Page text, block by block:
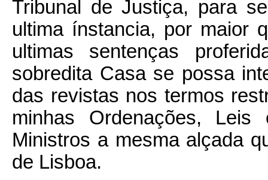
Tribunal de Justiça, para
ultima ínstancia, por maior
ultimas sentenças
sobredita Casa se possa
das revistas nos termos
minhas Ordenações,
Ministros a mesma alçada
de Lisboa.